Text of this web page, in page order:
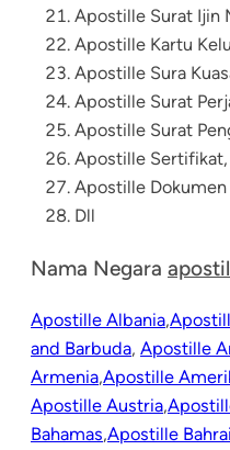
Apostille Surat Ijin
Apostille Kartu
Apostille Sura
Apostille Surat
Apostille Surat
Apostille Sertifikat,
Apostille Dokumen
Dll
Nama Negara
Apostille Albania,
and Barbuda, Apostille
Armenia,Apostille
Apostille Austria,
Bahamas,Apostille